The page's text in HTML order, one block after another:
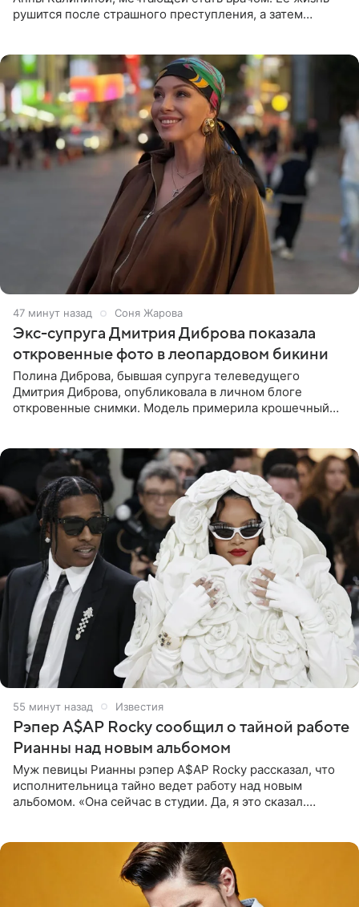
рушится после страшного преступления, а затем
47 минут назад Соня Жарова
Экс-супруга Дмитрия Диброва показала
откровенные фото в леопардовом бикини
Полина Диброва, бывшая супруга телеведущего
Дмитрия Диброва, опубликовала в личном блоге
откровенные снимки. Модель примерила крошечный
55 минут назад Известия
Рэпер A$AP Rocky сообщил о тайной работе
Рианны над новым альбомом
Муж певицы Рианны рэпер A$AP Rocky рассказал, что
исполнительница тайно ведет работу над новым
альбомом. «Она сейчас в студии. Да, я это сказал.